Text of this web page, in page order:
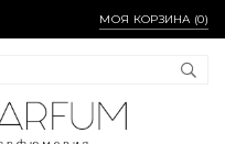
МОЯ КОРЗИНА (0)